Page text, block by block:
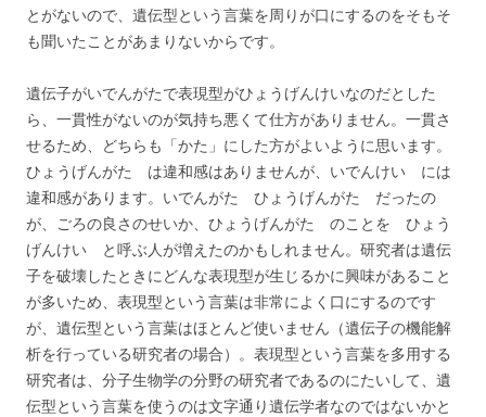
とがないので、遺伝型という言葉を周りが口にするのをそもそ
も聞いたことがあまりないからです。
遺伝子がいでんがたで表現型がひょうげんけいなのだとした
ら、一貫性がないのが気持ち悪くて仕方がありません。一貫さ
せるため、どちらも「かた」にした方がよいように思います。
ひょうげんがた は違和感はありませんが、いでんけい には
違和感があります。いでんがた ひょうげんがた だったの
が、ごろの良さのせいか、ひょうげんがた のことを ひょう
げんけい と呼ぶ人が増えたのかもしれません。研究者は遺伝
子を破壊したときにどんな表現型が生じるかに興味があること
が多いため、表現型という言葉は非常によく口にするのです
が、遺伝型という言葉はほとんど使いません（遺伝子の機能解
析を行っている研究者の場合）。表現型という言葉を多用する
研究者は、分子生物学の分野の研究者であるのにたいして、遺
伝型という言葉を使うのは文字通り遺伝学者なのではないかと